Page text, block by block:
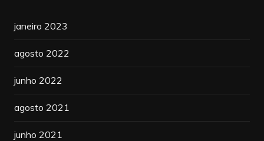
janeiro 2023
agosto 2022
junho 2022
agosto 2021
junho 2021